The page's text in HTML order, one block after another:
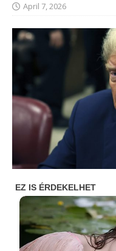
April 7, 2026